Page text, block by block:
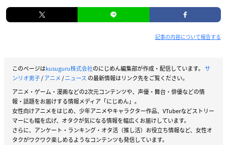
記事の内容について報告する
このページはkusuguru株式会社のにじめん編集部が作成・配信しています。 サ
ンリオ男子/アニメ/ニュース の最新情報はリンク先をご覧ください。
アニメ・ゲーム・漫画などの2次元コンテンツや、声優・舞台・俳優などの情
報・話題をお届けする情報メディア「にじめん」。
女性向けアニメをはじめ、少年アニメやキャラクター作品、VTuberなどストリー
マーにも幅を広げ、オタクが気になる情報を幅広くお届けしています。
さらに、アンケート・ランキング・オタ活（推し活）お役立ち情報など、女性オ
タクがワクワク楽しめるようなコンテンツも発信しています。